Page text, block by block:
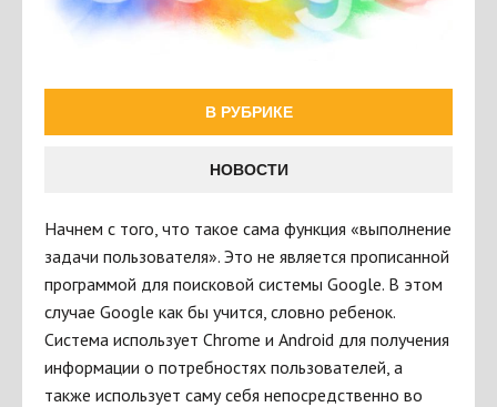
В РУБРИКЕ
НОВОСТИ
Начнем с того, что такое сама функция «выполнение
задачи пользователя». Это не является прописанной
программой для поисковой системы Google. В этом
случае Google как бы учится, словно ребенок.
Система использует Chrome и Android для получения
информации о потребностях пользователей, а
также использует саму себя непосредственно во